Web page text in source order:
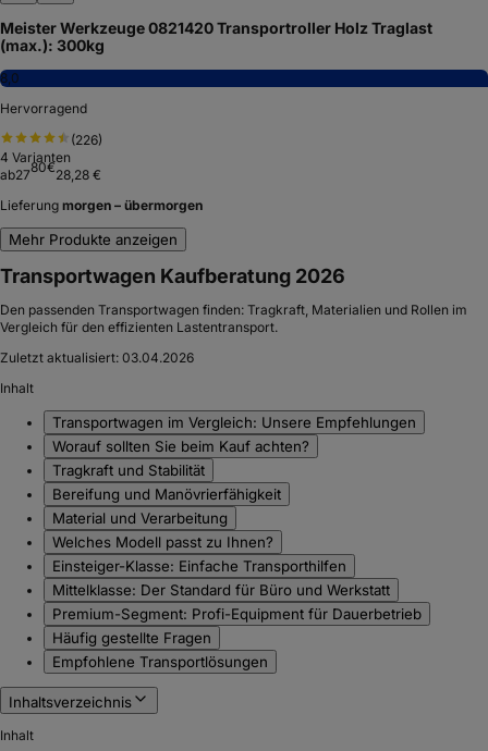
Meister Werkzeuge 0821420 Transportroller Holz Traglast
(max.): 300kg
8,0
Hervorragend
(226)
4 Varianten
ab2780€28,28 €
Lieferung morgen – übermorgen
Mehr Produkte anzeigen
Transportwagen Kaufberatung 2026
Den passenden Transportwagen finden: Tragkraft, Materialien und Rollen im
Vergleich für den effizienten Lastentransport.
Zuletzt aktualisiert: 03.04.2026
Inhalt
Transportwagen im Vergleich: Unsere Empfehlungen
Worauf sollten Sie beim Kauf achten?
Tragkraft und Stabilität
Bereifung und Manövrierfähigkeit
Material und Verarbeitung
Welches Modell passt zu Ihnen?
Einsteiger-Klasse: Einfache Transporthilfen
Mittelklasse: Der Standard für Büro und Werkstatt
Premium-Segment: Profi-Equipment für Dauerbetrieb
Häufig gestellte Fragen
Empfohlene Transportlösungen
Inhaltsverzeichnis
Inhalt